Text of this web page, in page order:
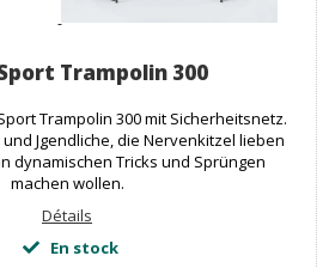
Trampolin 300
Trampolin 300 mit Sicherheitsnetz.
Jgendliche, die Nervenkitzel lieben
dynamischen Tricks und Sprüngen
machen wollen.
Détails
En stock